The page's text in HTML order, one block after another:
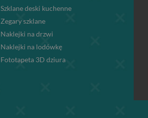
Szklane deski kuchenne
Zegary szklane
Naklejki na drzwi
Naklejki na lodówkę
Fototapeta 3D dziura